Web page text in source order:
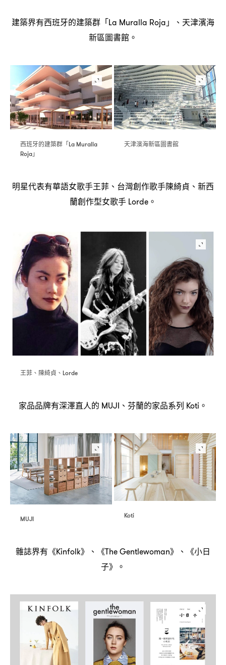
建築界有西班牙的建築群「La Muralla Roja 」、天津濱海
新區圖書館。
西班牙的建築群「La Muralla
Roja」
天津濱海新區圖書館
明星代表有華語女歌手王菲、台灣創作歌手陳綺貞、新西
蘭創作型女歌手 Lorde 。
王菲、陳綺貞、 Lorde
家品品牌有深澤直人的 MUJI 、芬蘭的家品系列 Koti 。
MUJI Koti
雜誌界有《Kinfolk》、《The Gentlewoman》、《小日
子》。